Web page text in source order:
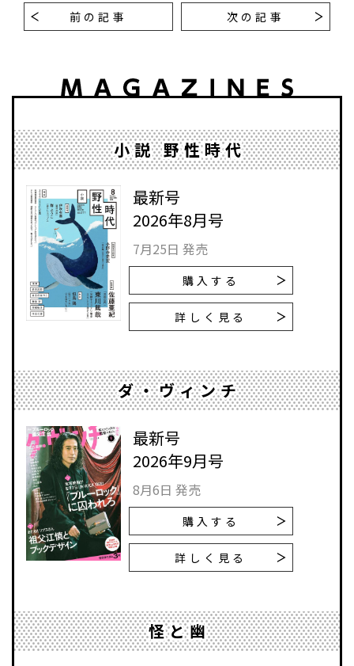
前の記事 次の記事
小説 野性時代
最新号
2026年8月号
7月25日 発売
購入する
詳しく見る
ダ・ヴィンチ
最新号
2026年9月号
8月6日 発売
購入する
詳しく見る
怪と幽